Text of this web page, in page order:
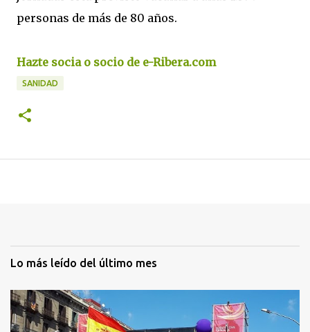
personas de más de 80 años.
Hazte socia o socio de e-Ribera.com
SANIDAD
Lo más leído del último mes